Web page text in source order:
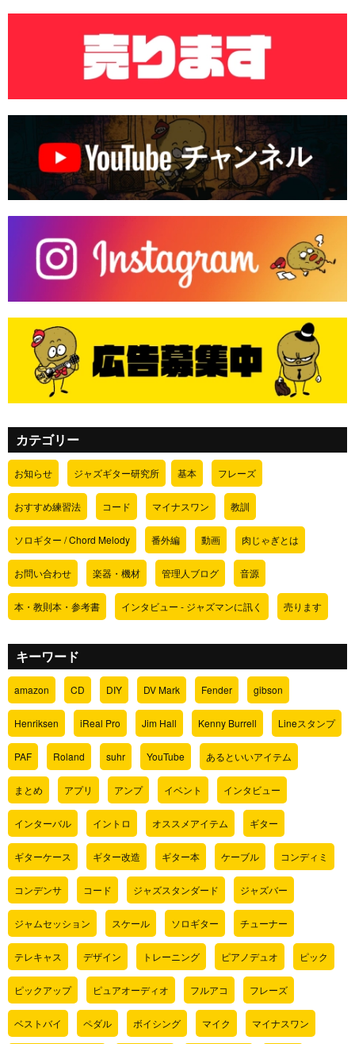
カテゴリー
お知らせ ジャズギター研究所 基本 フレーズ
おすすめ練習法 コード マイナスワン 教訓
ソロギター / Chord Melody 番外編 動画 肉じゃぎとは
お問い合わせ 楽器・機材 管理人ブログ 音源
本・教則本・参考書 インタビュー - ジャズマンに訊く 売ります
キーワード
amazon CD DIY DV Mark Fender gibson
Henriksen iReal Pro Jim Hall Kenny Burrell Lineスタンプ
PAF Roland suhr YouTube あるといいアイテム
まとめ アプリ アンプ イベント インタビュー
インターバル イントロ オススメアイテム ギター
ギターケース ギター改造 ギター本 ケーブル コンディミ
コンデンサ コード ジャズスタンダード ジャズバー
ジャムセッション スケール ソロギター チューナー
テレキャス デザイン トレーニング ピアノデュオ ピック
ピックアップ ピュアオーディオ フルアコ フレーズ
ベストバイ ペダル ボイシング マイク マイナスワン